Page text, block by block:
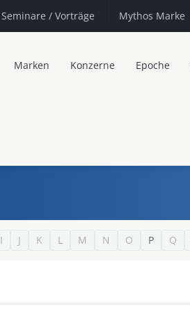
Seminare / Vorträge Mythos Marke
Marken Konzerne Epoche
I J K L M N O P Q